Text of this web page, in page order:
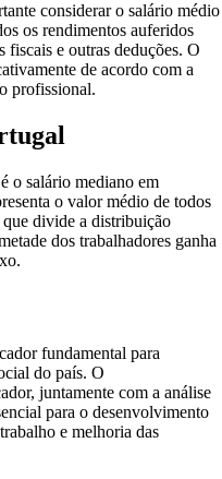
considerar o salário médio
os rendimentos auferidos
fiscais e outras deduções. O
de acordo com a
profissional.
o salário mediano em
o valor médio de todos
divide a distribuição
dos trabalhadores ganha
fundamental para
do país. O
juntamente com a análise
para o desenvolvimento
e melhoria das